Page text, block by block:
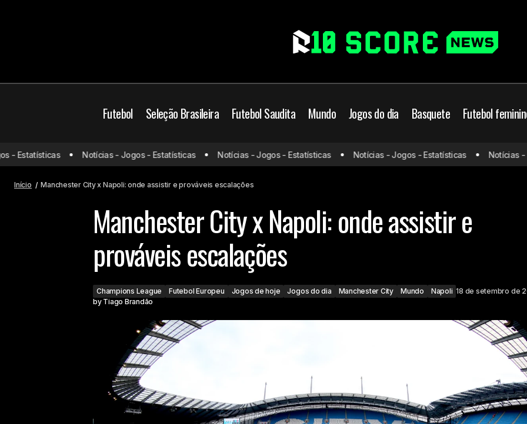
Futebol Seleção Brasileira Futebol Saudita Mundo Jogos do dia Basquete Futebol
Newcastle x Barcelona: onde assistir e
prováveis escalações
Champions League Futebol Europeu
Jogos de hoje
Jogos do dia
Manchester City Mundo Napoli
Manchester City x
prováveis escalações
Estatísticas Notícias - Jogos - Estatísticas Notícias - Jogos - Estatísticas Notícias - Jogos - Estatísticas Notícias -
Início Manchester City x Napoli: onde assistir e prováveis escalações
Manchester City x Napoli: onde assistir e
prováveis escalações
Champions League Futebol Europeu Jogos de hoje Jogos do dia Manchester City Mundo Napoli 18 de setembro de
by Tiago Brandão